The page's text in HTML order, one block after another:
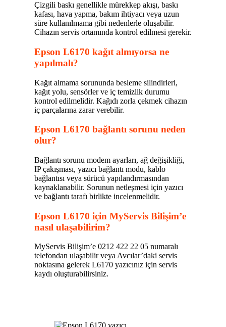
Çizgili baskı genellikle mürekkep akışı, baskı
kafası, hava yapma, bakım ihtiyacı veya uzun
süre kullanılmama gibi nedenlerle oluşabilir.
Cihazın servis ortamında kontrol edilmesi gerekir.
Epson L6170 kağıt almıyorsa ne
yapılmalı?
Kağıt almama sorununda besleme silindirleri,
kağıt yolu, sensörler ve iç temizlik durumu
kontrol edilmelidir. Kağıdı zorla çekmek cihazın
iç parçalarına zarar verebilir.
Epson L6170 bağlantı sorunu neden
olur?
Bağlantı sorunu modem ayarları, ağ değişikliği,
IP çakışması, yazıcı bağlantı modu, kablo
bağlantısı veya sürücü yapılandırmasından
kaynaklanabilir. Sorunun netleşmesi için yazıcı
ve bağlantı tarafı birlikte incelenmelidir.
Epson L6170 için MyServis Bilişim’e
nasıl ulaşabilirim?
MyServis Bilişim’e 0212 422 22 05 numaralı
telefondan ulaşabilir veya Avcılar’daki servis
noktasına gelerek L6170 yazıcınız için servis
kaydı oluşturabilirsiniz.